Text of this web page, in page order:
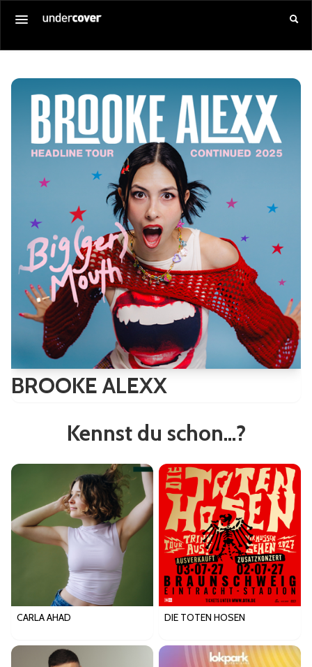
Alle Veranstaltungen
Gutschein kaufen
SERVICE
Anmelden
BROOKE ALEXX
Kennst du schon...?
CARLA AHAD DIE TOTEN HOSEN